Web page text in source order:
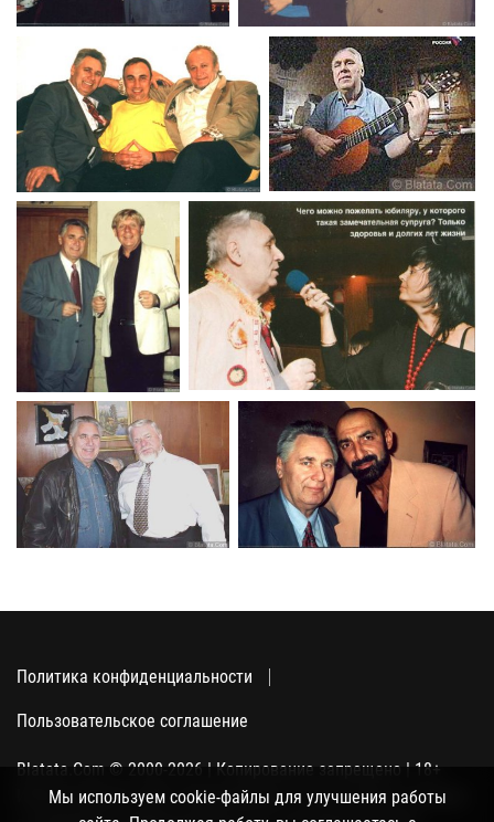
Политика конфиденциальности
Пользовательское соглашение
Blatata.Com © 2000-2026 | Копирование запрещено | 18+
Использование сайта подразумевает ваше полное согласие
Мы используем cookie-файлы для улучшения работы